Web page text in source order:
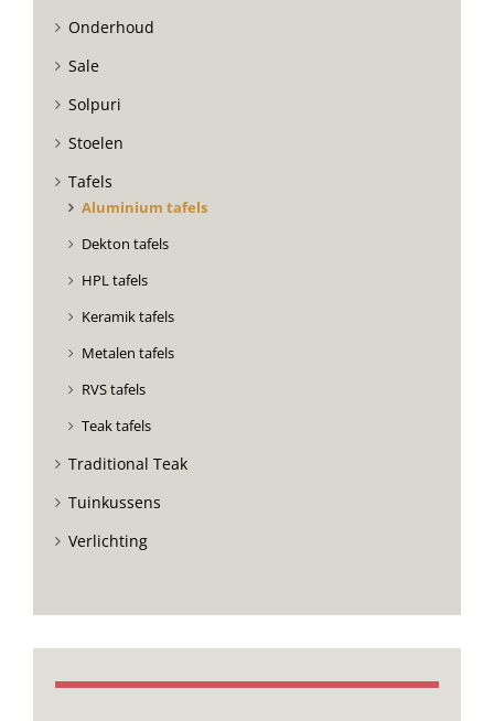
Onderhoud
Sale
Solpuri
Stoelen
Tafels
Aluminium tafels
Dekton tafels
HPL tafels
Keramik tafels
Metalen tafels
RVS tafels
Teak tafels
Traditional Teak
Tuinkussens
Verlichting